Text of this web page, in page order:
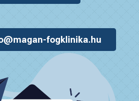
fogklinika.hu